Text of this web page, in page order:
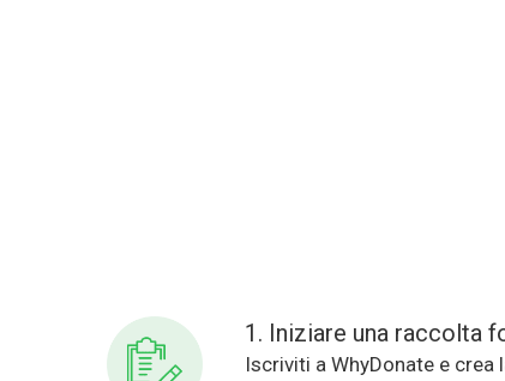
1. Iniziare una raccolta
Iscriviti a WhyDonate e